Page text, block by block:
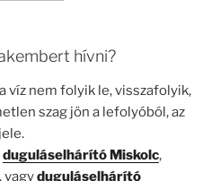
hívni?
víz nem folyik le, visszafolyik,
szag jön a lefolyóból, az
duguláselhárító Miskolc,
, vagyduguláselhárító